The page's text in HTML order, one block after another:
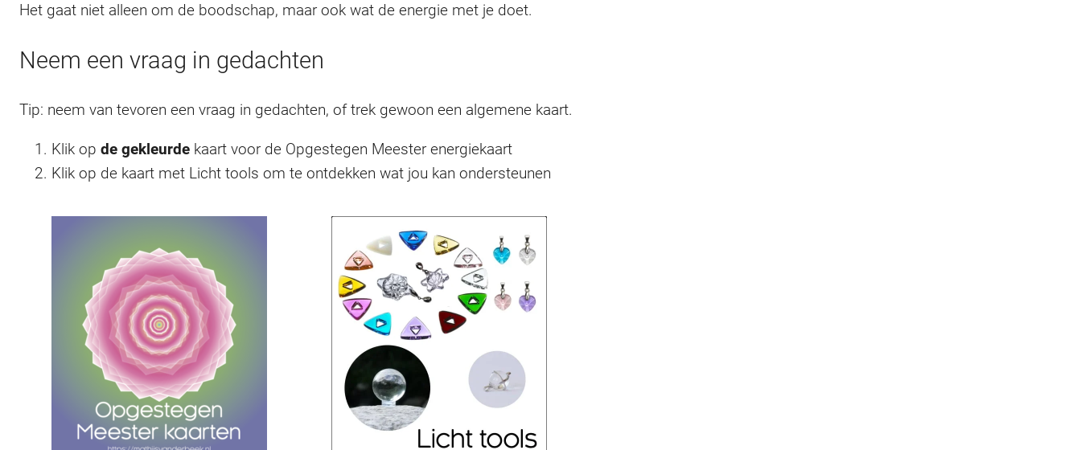
Het gaat niet alleen om de boodschap, maar ook wat de energie met je doet.
Neem een vraag in gedachten
Tip: neem van tevoren een vraag in gedachten, of trek gewoon een algemene kaart.
Klik op de gekleurde kaart voor de Opgestegen Meester energiekaart
Klik op de kaart met Licht tools om te ontdekken wat jou kan ondersteunen